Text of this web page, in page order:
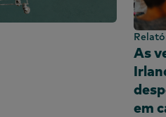
As
em